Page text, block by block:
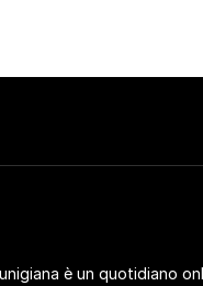
è un quotidiano